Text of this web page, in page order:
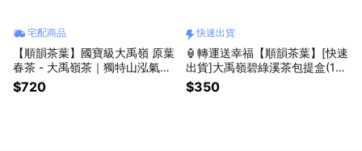
宅配商品
【順韻茶葉】國寶級大禹嶺 原葉
春茶 - 大禹嶺茶｜獨特山泓氣｜
通過農藥檢驗｜產地認證茶葉｜
台灣高山茶｜青心烏龍｜高級茶
$720
快速出貨
🏮轉運送幸福【順韻茶葉】[快速
出貨]大禹嶺碧綠溪茶包提盒(15
入/盒) - 茶包禮盒｜祈福神籤｜
送禮首選｜茗茶傳情｜開運禮物
$350